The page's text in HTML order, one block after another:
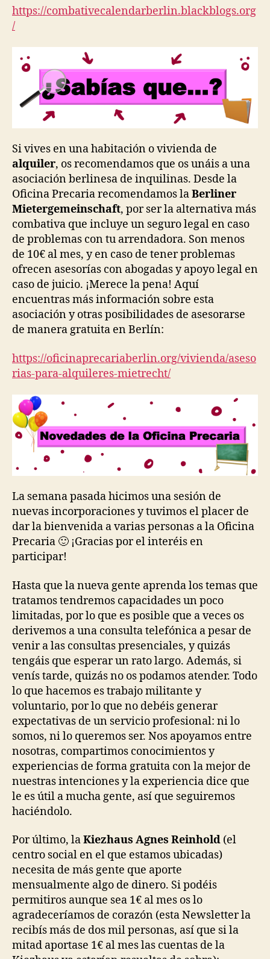
https://combativecalendarberlin.blackblogs.org
/
Si vives en una habitación o vivienda de
alquiler, os recomendamos que os unáis a una
asociación berlinesa de inquilinas. Desde la
Oficina Precaria recomendamos laBerliner
Mietergemeinschaft, por ser la alternativa más
combativa que incluye un seguro legal en caso
de problemas con tu arrendadora. Son menos
de 10€ al mes, y en caso de tener problemas
ofrecen asesorías con abogadas y apoyo legal en
caso de juicio. ¡Merece la pena! Aquí
encuentras más información sobre esta
asociación y otras posibilidades de asesorarse
de manera gratuita en Berlín:
https://oficinaprecariaberlin.org/vivienda/aseso
rias-para-alquileres-mietrecht/
La semana pasada hicimos una sesión de
nuevas incorporaciones y tuvimos el placer de
dar la bienvenida a varias personas a la Oficina
Precaria 🙂 ¡Gracias por el interéis en
participar!
Hasta que la nueva gente aprenda los temas que
tratamos tendremos capacidades un poco
limitadas, por lo que es posible que a veces os
derivemos a una consulta telefónica a pesar de
venir a las consultas presenciales, y quizás
tengáis que esperar un rato largo. Además, si
venís tarde, quizás no os podamos atender. Todo
lo que hacemos es trabajo militante y
voluntario, por lo que no debéis generar
expectativas de un servicio profesional: ni lo
somos, ni lo queremos ser. Nos apoyamos entre
nosotras, compartimos conocimientos y
experiencias de forma gratuita con la mejor de
nuestras intenciones y la experiencia dice que
le es útil a mucha gente, así que seguiremos
haciéndolo.
Por último, laKiezhaus Agnes Reinhold (el
centro social en el que estamos ubicadas)
necesita de más gente que aporte
mensualmente algo de dinero. Si podéis
permitiros aunque sea 1€ al mes os lo
agradeceríamos de corazón (esta Newsletter la
recibís más de dos mil personas, así que si la
mitad aportase 1€ al mes las cuentas de la